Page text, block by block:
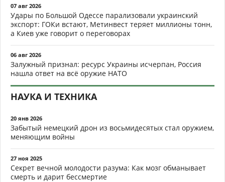
07 авг 2026
Удары по Большой Одессе парализовали украинский
экспорт: ГОКи встают, Метинвест теряет миллионы тонн,
а Киев уже говорит о переговорах
06 авг 2026
Залужный признал: ресурс Украины исчерпан, Россия
нашла ответ на всё оружие НАТО
НАУКА И ТЕХНИКА
20 янв 2026
Забытый немецкий дрон из восьмидесятых стал оружием,
меняющим войны
27 ноя 2025
Секрет вечной молодости разума: Как мозг обманывает
смерть и дарит бессмертие